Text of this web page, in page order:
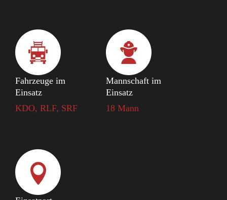
Fahrzeuge im
Einsatz
KDO, RLF, SRF
Mannschaft im
Einsatz
18 Mann